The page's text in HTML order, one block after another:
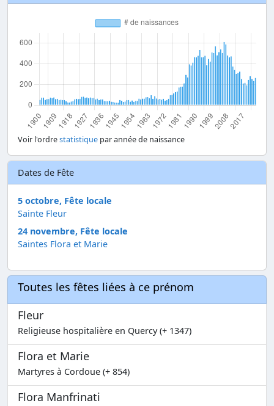
Voir l'ordrestatistique par année de naissance
Dates de Fête
5 octobre, Fête locale
Sainte Fleur
24 novembre, Fête locale
Saintes Flora et Marie
Toutes les fêtes liées à ce prénom
Fleur
Religieuse hospitalière en Quercy (+ 1347)
Flora et Marie
Martyres à Cordoue (+ 854)
Flora Manfrinati